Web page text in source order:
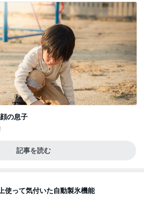
の息子
記事を読む
使って気付いた自動製氷機能